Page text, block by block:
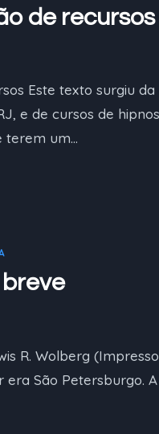
de recursos
Este texto surgiu da
e de cursos de
terem um…
R. Wolberg
era São Petersburgo.